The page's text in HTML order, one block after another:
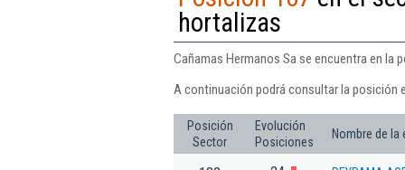
hortalizas
Cañamas Hermanos Sa se encuentra en la
A continuación podrá consultar la posición
Posición
Sector
Evolución
Posiciones
Nombre de la